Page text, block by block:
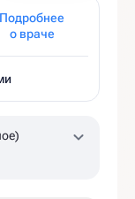
Подробнее
о враче